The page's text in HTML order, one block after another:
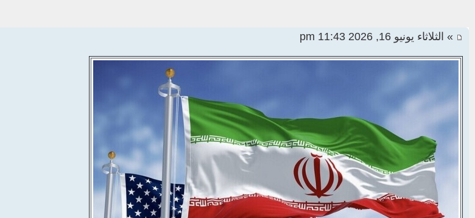
» الثلاثاء يونيو 16, 2026 11:43 pm